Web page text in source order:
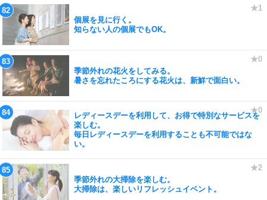
個展を見に行く。
知らない人の個展でもOK。
季節外れの花火をしてみる。
暑さを忘れたころにする花火は、新鮮で面白い。
レディースデーを利用して、お得で特別なサービスを
楽しむ。
毎日レディースデーを利用することも不可能ではな
い。
季節外れの大掃除を楽しむ。
大掃除は、楽しいリフレッシュイベント。